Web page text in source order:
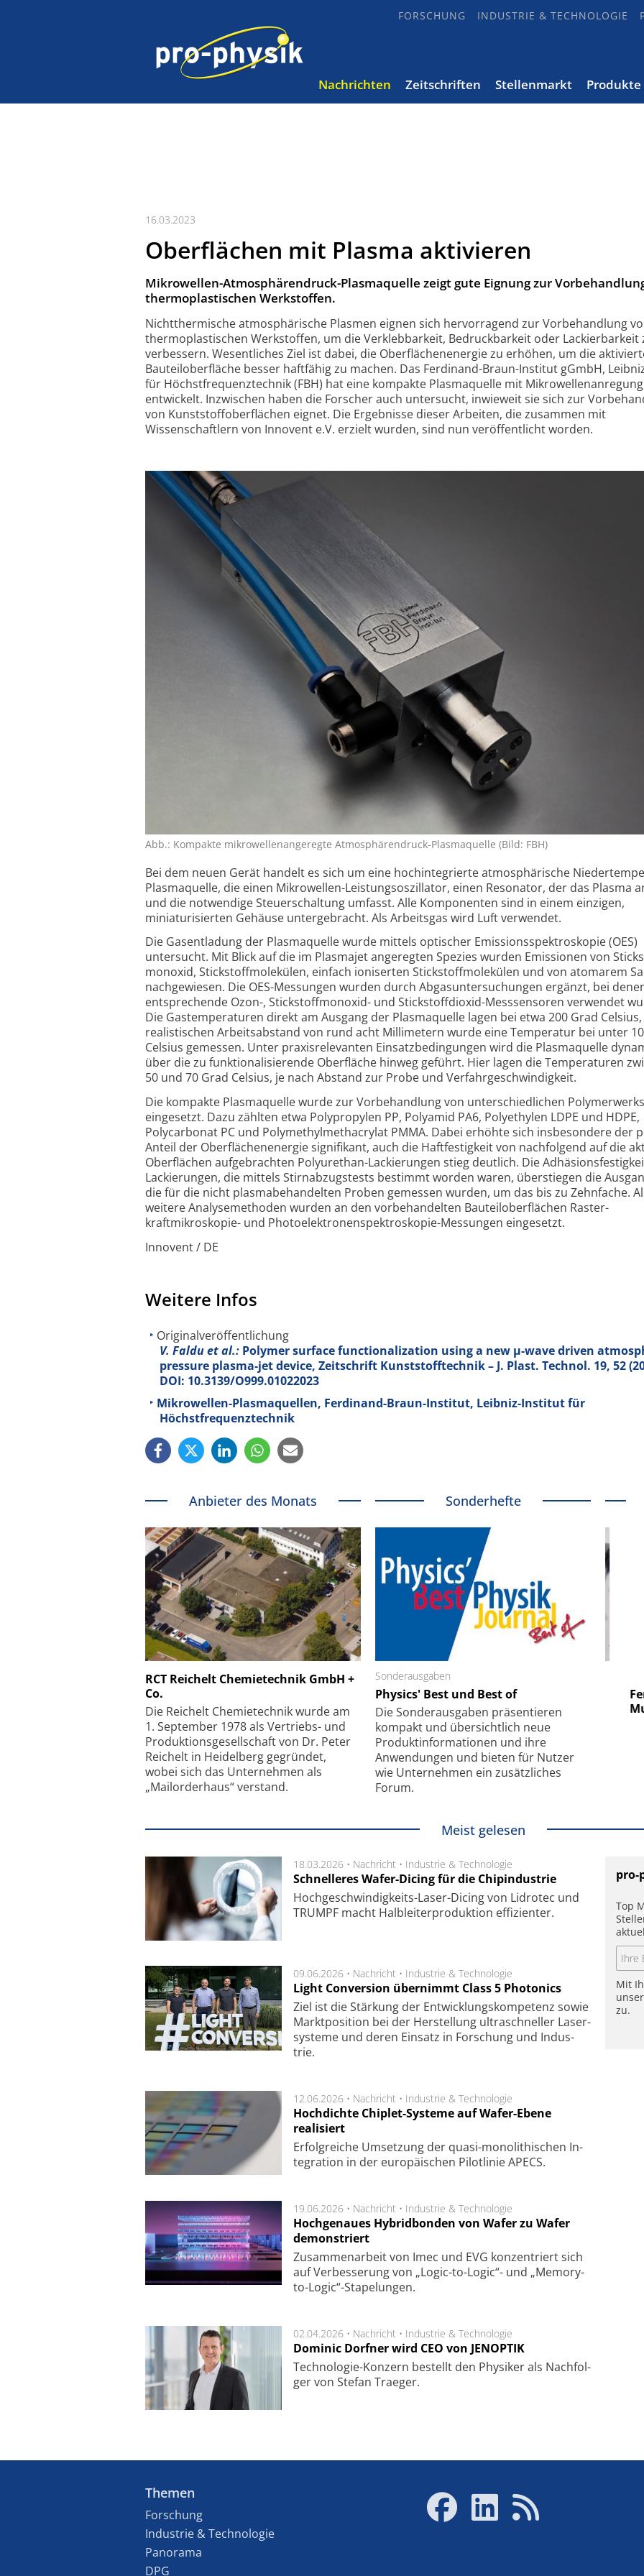
FORSCHUNG INDUSTRIE & TECHNOLOGIE
Nachrichten Zeitschriften Stellenmarkt Produkte
16.03.2023
Oberflächen mit Plasma aktivieren
Mikrowellen-Atmosphärendruck-Plasmaquelle zeigt gute Eignung zur
thermoplastischen Werkstoffen.
Nichtthermische atmosphärische Plasmen eignen sich hervorragend zur Vorbehandlung
thermo­plastischen Werkstoffen, um die Verklebbarkeit, Bedruck­barkeit oder Lackier­barkeit
verbessern. Wesentliches Ziel ist dabei, die Oberflächenenergie zu erhöhen, um die
Bauteiloberfläche besser haftfähig zu machen. Das Ferdinand-Braun-Institut gGmbH,
für Höchstfrequenztechnik (FBH) hat eine kompakte Plasmaquelle mit
entwickelt. Inzwischen haben die Forscher auch untersucht, inwieweit sie sich zur
von Kunststoff­oberflächen eignet. Die Ergebnisse dieser Arbeiten, die zusammen mit
Wissenschaftlern von Innovent e.V. erzielt wurden, sind nun veröffentlicht worden.
Abb.: Kompakte mikrowellen­angeregte Atmosphären­druck-Plasmaquelle (Bild: FBH)
Bei dem neuen Gerät handelt es sich um eine hochintegrierte atmosphärische
Plasmaquelle, die einen Mikrowellen-Leistungs­oszillator, einen Resonator, der das Plasma
und die notwendige Steuer­schaltung umfasst. Alle Komponenten sind in einem einzigen,
miniaturisierten Gehäuse untergebracht. Als Arbeitsgas wird Luft verwendet.
Die Gasentladung der Plasmaquelle wurde mittels optischer Emissionsspektroskopie (OES)
untersucht. Mit Blick auf die im Plasmajet angeregten Spezies wurden Emissionen von
monoxid, Stickstoff­molekülen, einfach ioniserten Stickstoffmolekülen und von atomarem
nachgewiesen. Die OES-Messungen wurden durch Abgas­untersuchungen ergänzt, bei
entsprechende Ozon-, Stickstoffmonoxid- und Stickstoffdioxid-Messsensoren verwendet
Die Gastemperaturen direkt am Ausgang der Plasmaquelle lagen bei etwa 200 Grad
realistischen Arbeitsabstand von rund acht Millimetern wurde eine Temperatur bei unter
Celsius gemessen. Unter praxisrelevanten Einsatz­bedingungen wird die Plasmaquelle
über die zu funktionalisierende Oberfläche hinweg geführt. Hier lagen die Temperaturen
50 und 70 Grad Celsius, je nach Abstand zur Probe und Verfahr­geschwindigkeit.
Die kompakte Plasmaquelle wurde zur Vorbehandlung von unterschiedlichen
eingesetzt. Dazu zählten etwa Poly­propylen PP, Polyamid PA6, Polyethylen LDPE und HDPE,
Polycarbonat PC und Polymethyl­methacrylat PMMA. Dabei erhöhte sich insbesondere der
Anteil der Oberflächen­energie signifikant, auch die Haftfestigkeit von nachfolgend auf die
Oberflächen aufgebrachten Poly­urethan-Lackierungen stieg deutlich. Die
Lackierungen, die mittels Stirnabzugstests bestimmt worden waren, überstiegen die
die für die nicht plasmabehandelten Proben gemessen wurden, um das bis zu Zehnfache.
weitere Analysemethoden wurden an den vorbehandelten Bauteiloberflächen Raster­
kraftmikroskopie- und Photo­elektronen­spektroskopie-Messungen eingesetzt.
Innovent / DE
Weitere Infos
Originalveröffentlichung
V. Faldu et al.: Polymer surface functionalization using a new µ-wave driven
pressure plasma-jet device, Zeitschrift Kunststofftechnik – J. Plast. Technol. 19, 52
DOI: 10.3139/O999.01022023
Mikrowellen-Plasmaquellen, Ferdinand-Braun-Institut, Leibniz-Institut für
Höchstfrequenztechnik
Anbieter des Monats
RCT Reichelt Chemietechnik GmbH +
Co.
Die Reichelt Chemietechnik wurde am
1. September 1978 als Vertriebs- und
Produktionsgesellschaft von Dr. Peter
Reichelt in Heidelberg gegründet,
wobei sich das Unternehmen als
„Mailorderhaus“ verstand.
Sonderhefte
Sonderausgaben
Physics' Best und Best of
Die Sonder­ausgaben präsentieren
kompakt und übersichtlich neue
Produkt­informationen und ihre
Anwendungen und bieten für Nutzer
wie Unternehmen ein zusätzliches
Forum.
Schäfter + Kirchhoff GmbH
Feinfokussierungsmechanismus
Elektronenmikroskopie auf
kleinstem Raum
Meist gelesen
18.03.2026 • Nachricht • Industrie & Technologie
Schnelleres Wafer-Dicing für die Chipindustrie
Hoch­ge­schwin­dig­keits-Laser-Dicing von Lidrotec und
TRUMPF macht Halb­lei­ter­pro­duk­tion ef­fi­zien­ter.
09.06.2026 • Nachricht • Industrie & Technologie
Light Conversion übernimmt Class 5 Photonics
Ziel ist die Stär­kung der Ent­wick­lungs­kom­pe­tenz sowie
Markt­po­si­tion bei der Her­stel­lung ul­tra­schnel­ler Laser­
sys­te­me und de­ren Ein­satz in For­schung und In­dus­
trie.
12.06.2026 • Nachricht • Industrie & Technologie
Hochdichte Chiplet-Systeme auf Wafer-Ebene
realisiert
Er­folg­rei­che Um­set­zung der quasi-mono­li­thi­schen In­
te­gra­tion in der eu­ro­pä­i­schen Pi­lot­li­nie APECS.
19.06.2026 • Nachricht • Industrie & Technologie
Hochgenaues Hybridbonden von Wafer zu Wafer
demonstriert
Zu­sam­men­arbeit von Imec und EVG kon­zen­triert sich
auf Ver­bes­se­rung von „Logic-to-Logic“- und „Memory-
to-Logic“-Sta­pe­lungen.
02.04.2026 • Nachricht • Industrie & Technologie
Dominic Dorfner wird CEO von JENOPTIK
Techno­logie-Konzern be­stellt den Phy­si­ker als Nach­fol­
ger von Ste­fan Trae­ger.
pro-
Top
Mit
zu.
Themen
Forschung
Industrie & Technologie
Panorama
DPG